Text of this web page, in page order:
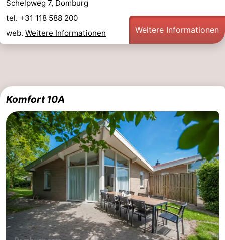
Schelpweg 7, Domburg
tel. +31 118 588 200
web. Weitere Informationen Weitere Informationen
Komfort 10A